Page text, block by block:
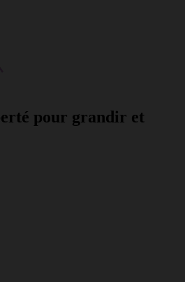
pour grandir et